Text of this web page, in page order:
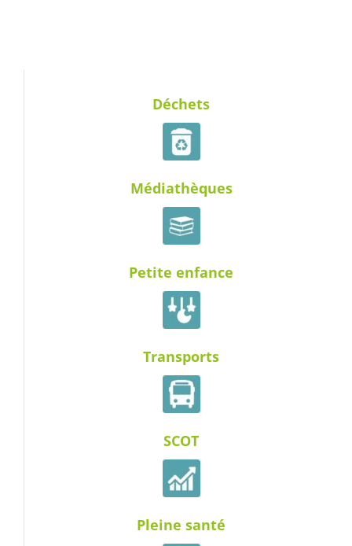
Déchets
Médiathèques
Petite enfance
Transports
SCOT
Pleine santé